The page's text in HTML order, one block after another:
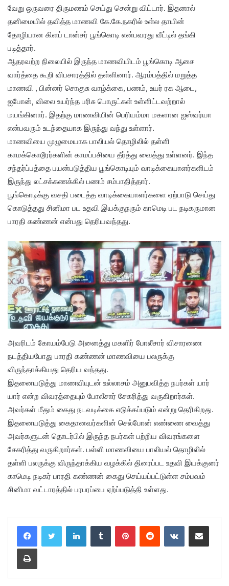
வேறு ஒருவரை திருமணம் செய்து சென்று விட்டார். இதனால்
தனிமையில் தவித்த மாணவி கே.கே.நகரில் உள்ல தாயின்
தோழியான கிளப் டான்சர் பூங்கொடி என்பவரது வீட்டில் தங்கி
படித்தார்.
ஆதரவற்ற நிலையில் இருந்த மாணவியிடம் பூங்கொடி ஆசை
வார்த்தை கூறி விபசாரத்தில் தள்ளினார். ஆரம்பத்தில் மறுத்த
மாணவி , பின்னர் சொகுசு வாழ்க்கை, பணம், உயர் ரக ஆடை,
ஐபோன், விலை உயர்ந்த பரிசு பொருட்கள் உள்ளிட்டவற்றால்
மயங்கினார். இதற்கு மாணவியின் பெரியம்மா மகளான ஐஸ்வர்யா
என்பவரும் உடந்தையாக இருந்து வந்து உள்ளார்.
மாணவியை முழுமையாக பாலியல் தொழிலில் தள்ளி
காமக்கொடூரர்களின் காமப்பசியை தீர்த்து வைத்து உள்ளனர். இந்த
சந்தர்ப்பத்தை பயன்படுத்திய பூங்கொடியும் வாடிக்கையாளர்களிடம்
இருந்து லட்சக்கணக்கில் பணம் சம்பாதித்தார்.
பூங்கொடிக்கு வசதி படைத்த வாடிக்கையாளர்களை ஏற்பாடு செய்து
கொடுத்தது சினிமா பட உதவி இயக்குநரும் காமெடி பட நடிகருமான
பாரதி கண்ணன் என்பது தெரியவந்தது.
அவரிடம் கோயம்பேடு அனைத்து மகளிர் போலீசார் விசாரணை
நடத்தியபோது பாரதி கண்ணன் மாணவியை பலருக்கு
விருந்தாக்கியது தெரிய வந்தது.
இதனையடுத்து மாணவியுடன் உல்லாசம் அனுபவித்த நபர்கள் யார்
யார் என்ற விவரத்தையும் போலீசார் சேகரித்து வருகிறார்கள்.
அவர்கள் மீதும் கைது நடவடிக்கை எடுக்கப்படும் என்று தெரிகிறது.
இதனையடுத்து கைதானவர்களின் செல்போன் எண்ணை வைத்து
அவர்களுடன் தொடர்பில் இருந்த நபர்கள் பற்றிய விவரங்களை
சேகரித்து வருகிறார்கள். பள்ளி மாணவியை பாலியல் தொழிலில்
தள்ளி பலருக்கு விருந்தாக்கிய வழக்கில் திரைப்பட உதவி இயக்குனர்
காமெடி நடிகர் பாரதி கண்ணன் கைது செய்யப்பட்டுள்ள சம்பவம்
சினிமா வட்டாரத்தில் பரபரப்பை ஏற்ப்படுத்தி உள்ளது.
LinkedInTumblr PinterestReddit VKontakteShare via Email
Print